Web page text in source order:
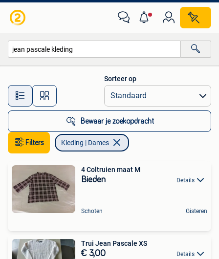
Alle afstanden…
Sorteer op
Bewaar je zoekopdracht
Filters Kleding | Dames
4 Coltruien maat M
Bieden Details
Schoten Gisteren
Trui Jean Pascale XS
€ 3,00 Details